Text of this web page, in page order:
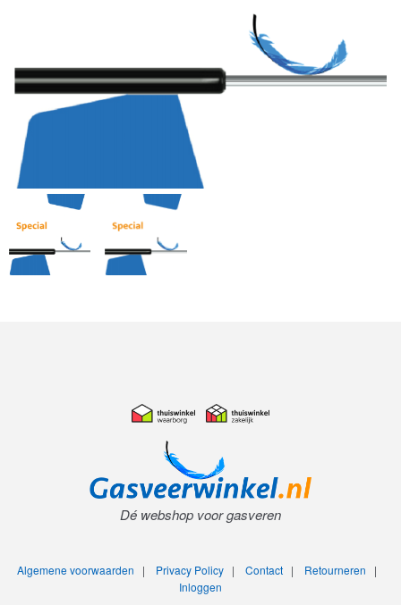
Dé webshop voor gasveren
Algemene voorwaarden | Privacy Policy| Contact| Retourneren |
Inloggen